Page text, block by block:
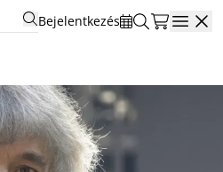
Bejelentkezés